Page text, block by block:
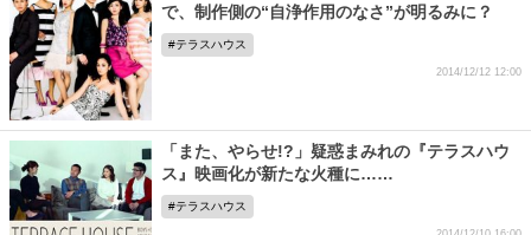
で、制作側の“自浄作用のなさ”が明るみに？
テラスハウス
2014/12/12 12:00
「また、やらせ!?」疑惑まみれの『テラスハウ
ス』映画化が新たな火種に……
テラスハウス